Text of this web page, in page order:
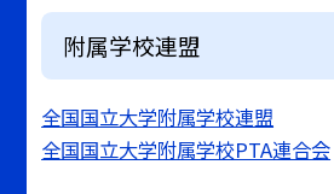
附属学校連盟
全国国立大学附属学校連盟
全国国立大学附属学校PTA連合会